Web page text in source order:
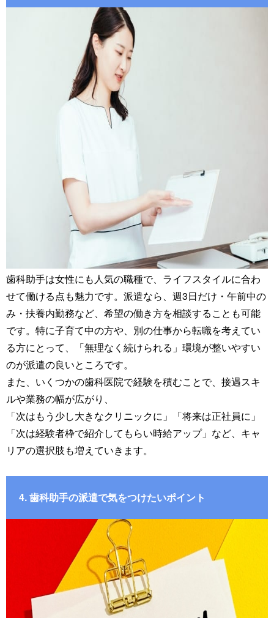
歯科助手は女性にも人気の職種で、ライフスタイルに合わ
せて働ける点も魅力です。派遣なら、週3日だけ・午前中の
み・扶養内勤務など、希望の働き方を相談することも可能
です。特に子育て中の方や、別の仕事から転職を考えてい
る方にとって、「無理なく続けられる」環境が整いやすい
のが派遣の良いところです。
また、いくつかの歯科医院で経験を積むことで、接遇スキ
ルや業務の幅が広がり、
「次はもう少し大きなクリニックに」「将来は正社員に」
「次は経験者枠で紹介してもらい時給アップ」など、キャ
リアの選択肢も増えていきます。
4. 歯科助手の派遣で気をつけたいポイント